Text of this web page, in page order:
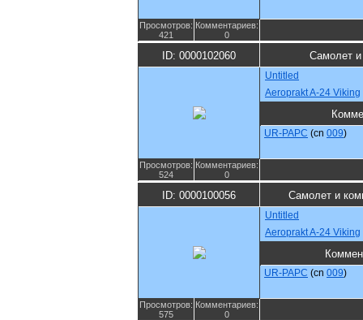
Просмотров:
421
Комментариев:
0
ID: 0000102060 Самолет и
Untitled
Aeroprakt A-24 Viking
UR-PAPC (cn 009)
Просмотров:
524
Комментариев:
0
ID: 0000100056 Самолет и
Untitled
Aeroprakt A-24 Viking
UR-PAPC (cn 009)
Просмотров:
575
Комментариев:
0